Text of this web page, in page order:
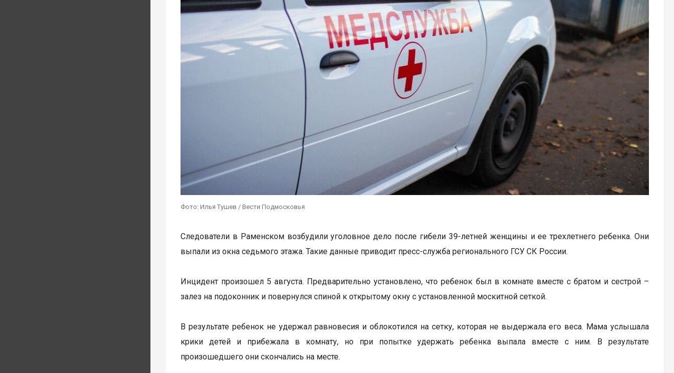
Фото: Илья Тушев / Вести Подмосковья
Следователи в Раменском возбудили уголовное дело после гибели 39-летней женщины и ее трехлетнего ребенка. Они
выпали из окна седьмого этажа. Такие данные приводит пресс-служба регионального ГСУ СК России.
Инцидент произошел 5 августа. Предварительно установлено, что ребенок был в комнате вместе с братом и сестрой –
залез на подоконник и повернулся спиной к открытому окну с установленной москитной сеткой.
В результате ребенок не удержал равновесия и облокотился на сетку, которая не выдержала его веса. Мама услышала
крики детей и прибежала в комнату, но при попытке удержать ребенка выпала вместе с ним. В результате
произошедшего они скончались на месте.